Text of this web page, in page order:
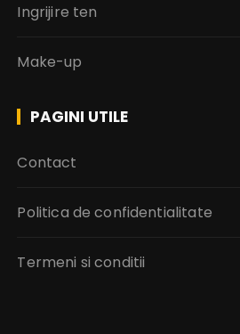
Ingrijire ten
Make-up
PAGINI UTILE
Contact
Politica de confidentialitate
Termeni si conditii